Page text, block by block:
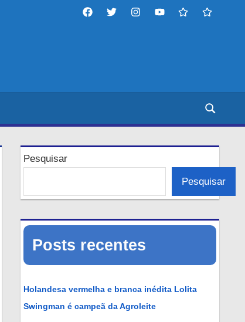
FacebooktwitterinstagramYouTubetiktokthreads
Pesquisar
Pesquisar
Posts recentes
Holandesa vermelha e branca inédita Lolita
Swingman é campeã da Agroleite